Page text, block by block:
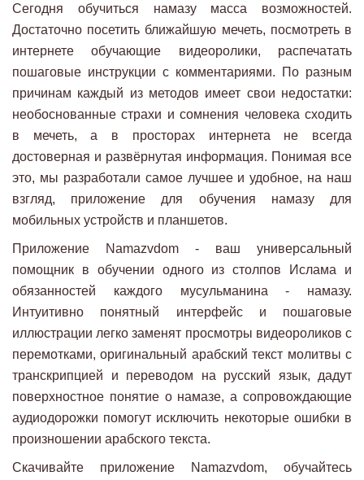
Сегодня обучиться намазу масса возможностей.
Достаточно посетить ближайшую мечеть, посмотреть в
интернете обучающие видеоролики, распечатать
пошаговые инструкции с комментариями. По разным
причинам каждый из методов имеет свои недостатки:
необоснованные страхи и сомнения человека сходить
в мечеть, а в просторах интернета не всегда
достоверная и развёрнутая информация. Понимая все
это, мы разработали самое лучшее и удобное, на наш
взгляд, приложение для обучения намазу для
мобильных устройств и планшетов.
Приложение Namazvdom - ваш универсальный
помощник в обучении одного из столпов Ислама и
обязанностей каждого мусульманина - намазу.
Интуитивно понятный интерфейс и пошаговые
иллюстрации легко заменят просмотры видеороликов с
перемотками, оригинальный арабский текст молитвы с
транскрипцией и переводом на русский язык, дадут
поверхностное понятие о намазе, а сопровождающие
аудиодорожки помогут исключить некоторые ошибки в
произношении арабского текста.
Скачивайте приложение Namazvdom, обучайтесь